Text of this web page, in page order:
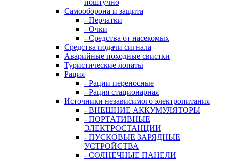
поштучно
Самооборона и защита
- Перчатки
- Очки
- Средства от насекомых
Средства подачи сигнала
Аварийные походные свистки
Туристические лопаты
Рация
- Рации переносные
- Рация стационарная
Источники независимого электропитания
- ВНЕШНИЕ АККУМУЛЯТОРЫ
- ПОРТАТИВНЫЕ
ЭЛЕКТРОСТАНЦИИ
- ПУСКОВЫЕ ЗАРЯДНЫЕ
УСТРОЙСТВА
- СОЛНЕЧНЫЕ ПАНЕЛИ